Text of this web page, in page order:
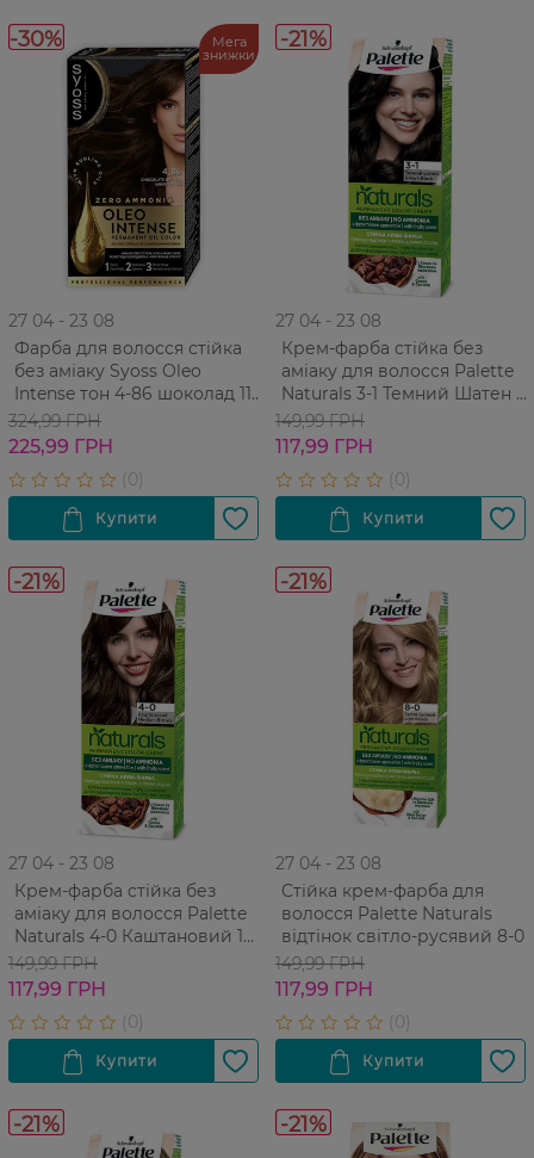
-30% Мега
знижки
27 04 - 23 08
Фарба для волосся стійка
без аміаку Syoss Oleo
Intense тон 4-86 шоколад 115
мл
324,99 ГРН
225,99 ГРН
-21%
27 04 - 23 08
Крем-фарба cтійка без
аміаку для волосся Palette
Naturals 3-1 Темний Шатен 1
шт
149,99 ГРН
117,99 ГРН
-21%
27 04 - 23 08
Крем-фарба cтійка без
аміаку для волосся Palette
Naturals 4-0 Каштановий 1
шт
149,99 ГРН
117,99 ГРН
-21%
27 04 - 23 08
Стійка крем-фарба для
волосся Palette Naturals
відтінок світло-русявий 8-0
149,99 ГРН
117,99 ГРН
-21% -21%